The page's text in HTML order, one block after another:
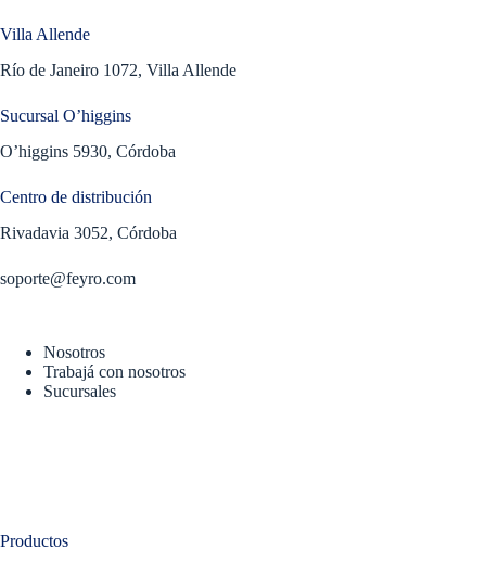
Villa Allende
Río de Janeiro 1072, Villa Allende
Sucursal O’higgins
O’higgins 5930, Córdoba
Centro de distribución
Rivadavia 3052, Córdoba
soporte@feyro.com
Nosotros
Trabajá con nosotros
Sucursales
Productos